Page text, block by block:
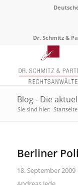
Dr. Schmitz &
Blog - Die
Sie sind hier: Startseite
Berliner
18. September 2009